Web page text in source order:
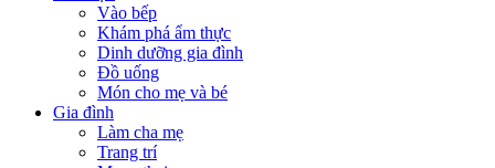
Vào bếp
Khám phá ẩm thực
Dinh dưỡng gia đình
Đồ uống
Món cho mẹ và bé
Gia đình
Làm cha mẹ
Trang trí